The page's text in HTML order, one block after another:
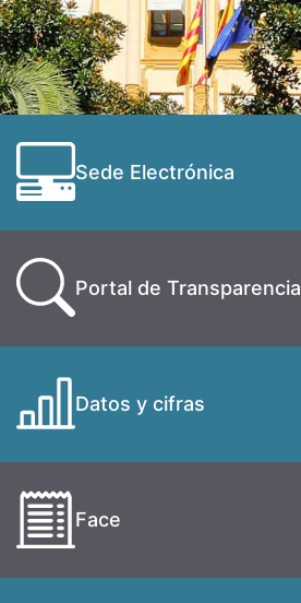
Sede Electrónica
Portal de Transparencia
Datos y cifras
Face